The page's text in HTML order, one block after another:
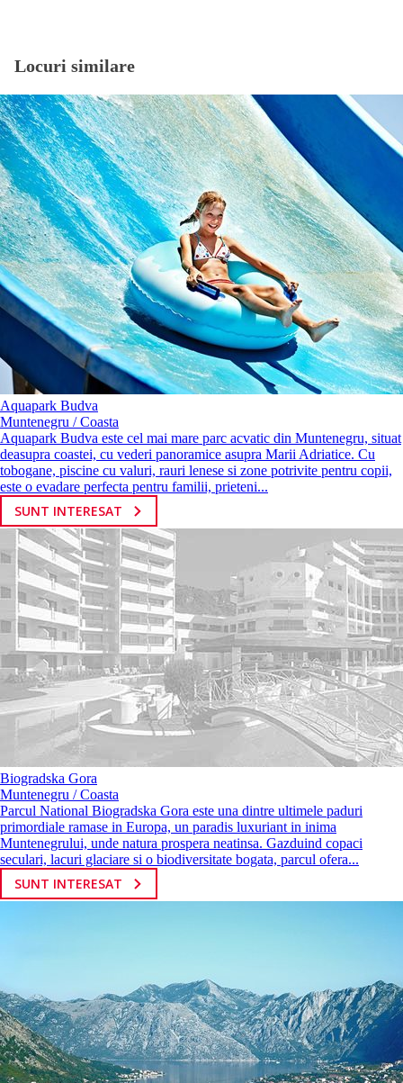
Locuri similare
Aquapark Budva
Muntenegru / Coasta
Aquapark Budva este cel mai mare parc acvatic din Muntenegru, situat
deasupra coastei, cu vederi panoramice asupra Marii Adriatice. Cu
tobogane, piscine cu valuri, rauri lenese si zone potrivite pentru copii,
este o evadare perfecta pentru familii, prieteni...
SUNT INTERESAT
Biogradska Gora
Muntenegru / Coasta
Parcul National Biogradska Gora este una dintre ultimele paduri
primordiale ramase in Europa, un paradis luxuriant in inima
Muntenegrului, unde natura prospera neatinsa. Gazduind copaci
seculari, lacuri glaciare si o biodiversitate bogata, parcul ofera...
SUNT INTERESAT